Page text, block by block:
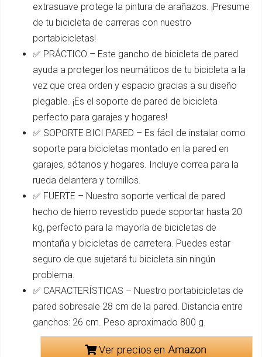
extrasuave protege la pintura de arañazos. ¡Presume
de tu bicicleta de carreras con nuestro
portabicicletas!
✅ PRÁCTICO – Este gancho de bicicleta de pared
ayuda a proteger los neumáticos de tu bicicleta a la
vez que crea orden y espacio gracias a su diseño
plegable. ¡Es el soporte de pared de bicicleta
perfecto para garajes y hogares!
✅ SOPORTE BICI PARED – Es fácil de instalar como
soporte para bicicletas montado en la pared en
garajes, sótanos y hogares. Incluye correa para la
rueda delantera y tornillos.
✅ FUERTE – Nuestro soporte vertical de pared
hecho de hierro revestido puede soportar hasta 20
kg, perfecto para la mayoría de bicicletas de
montaña y bicicletas de carretera. Puedes estar
seguro de que sujetará tu bicicleta sin ningún
problema.
✅ CARACTERÍSTICAS – Nuestro portabicicletas de
pared sobresale 28 cm de la pared. Distancia entre
ganchos: 26 cm. Peso aproximado 800 g.
Ver precios en